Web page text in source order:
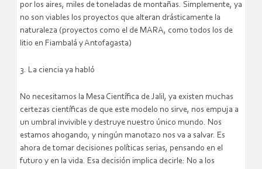
por los aires, miles de toneladas de montañas. Simplemente, ya
no son viables los proyectos que alteran drásticamente la
naturaleza (proyectos como el de MARA, como todos los de
litio en Fiambalá y Antofagasta)
3. La ciencia ya habló
No necesitamos la Mesa Científica de Jalil, ya existen muchas
certezas científicas de que este modelo no sirve, nos empuja a
un umbral invivible y destruye nuestro único mundo. Nos
estamos ahogando, y ningún manotazo nos va a salvar. Es
ahora de tomar decisiones políticas serias, pensando en el
futuro y en la vida. Esa decisión implica decirle: No a los